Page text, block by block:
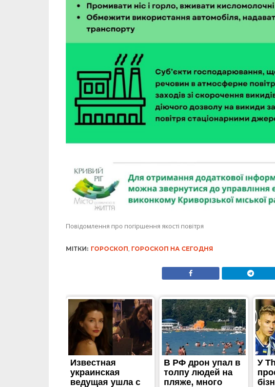
Повідомлення про погіршення якості повітря
МІТКИ: ГОРОСКОП, ГОРОСКОП НА СЕГОДНЯ